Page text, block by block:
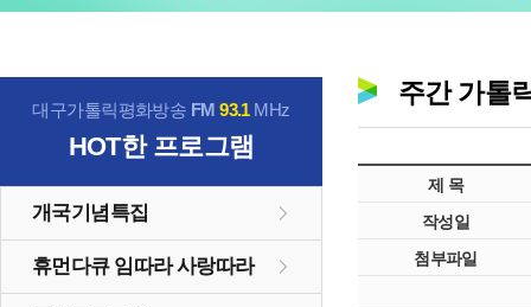
대구가톨릭평화방송 FM93.1MHz
HOT한 프로그램
개국기념특집
휴먼다큐 임따라 사랑따라
주간 가톨
제 목
작성일
첨부파일